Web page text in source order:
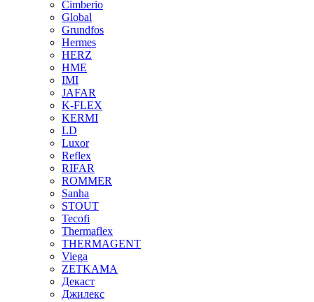
Cimberio
Global
Grundfos
Hermes
HERZ
HME
IMI
JAFAR
K-FLEX
KERMI
LD
Luxor
Reflex
RIFAR
ROMMER
Sanha
STOUT
Tecofi
Thermaflex
THERMAGENT
Viega
ZETKAMA
Декаст
Джилекс